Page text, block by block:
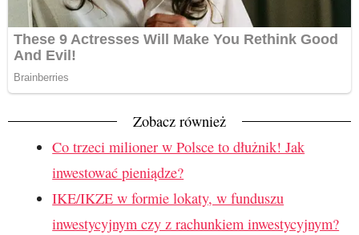
Zobacz również
Co trzeci milioner w Polsce to dłużnik! Jak
inwestować pieniądze?
IKE/IKZE w formie lokaty, w funduszu
inwestycyjnym czy z rachunkiem inwestycyjnym?